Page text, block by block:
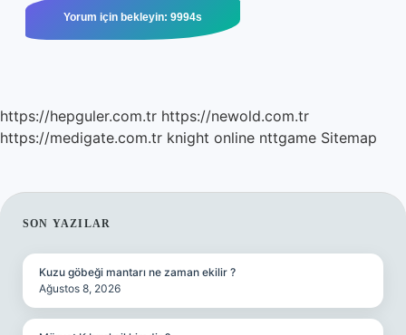
https://hepguler.com.tr https://newold.com.tr
https://medigate.com.tr knight online nttgame Sitemap
SIDEBAR
SON YAZILAR
Kuzu göbeği mantarı ne zaman ekilir ?
Ağustos 8, 2026